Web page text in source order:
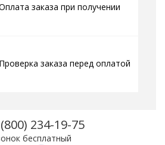
заказа при получении
Проверка заказа перед оплатой
234-19-75
бесплатный